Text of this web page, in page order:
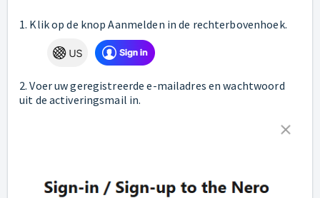
1. Klik op de knop Aanmelden in de rechterbovenhoek.
2. Voer uw geregistreerde e-mailadres en wachtwoord
uit de activeringsmail in.